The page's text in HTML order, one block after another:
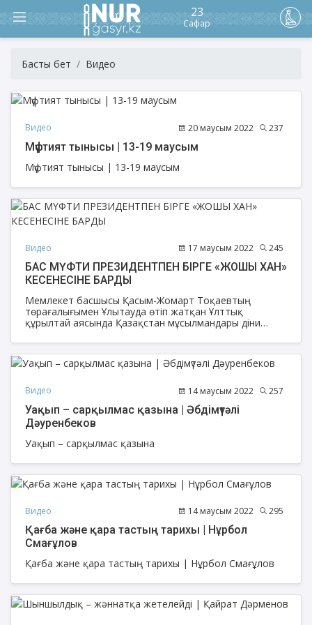
23
Сафар
Басты бет Видео
Видео 20 маусым 2022 237
Мүфтият тынысы | 13-19 маусым
Мүфтият тынысы | 13-19 маусым
Видео 17 маусым 2022 245
БАС МҮФТИ ПРЕЗИДЕНТПЕН БІРГЕ «ЖОШЫ ХАН»
КЕСЕНЕСІНЕ БАРДЫ
Мемлекет басшысы Қасым-Жомарт Тоқаевтың
төрағалығымен Ұлытауда өтіп жатқан Ұлттық
құрылтай аясында Қазақстан мұсылмандары діни
Тағанұлы Президентпен бірге «Жошы хан» тарихи-
мәдени кешеніне арнайы барды.
Видео 14 маусым 2022 257
Уақып – сарқылмас қазына | Әбдімүтәлі
Дәуренбеков
Уақып – сарқылмас қазына
Видео 14 маусым 2022 295
Қағба және қара тастың тарихы | Нұрбол
Смағұлов
Қағба және қара тастың тарихы | Нұрбол Смағұлов